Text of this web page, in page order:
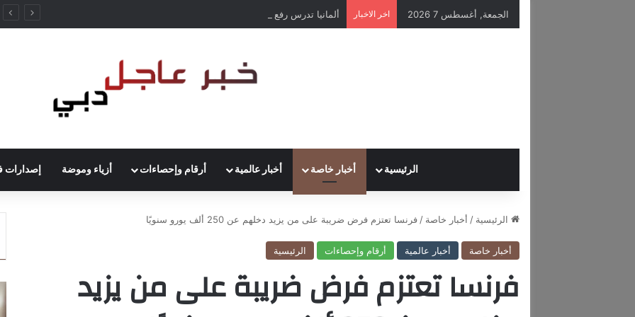
الجمعة, أغسطس 7 2026 اخر الاخبار
الرئيسية أخبار خاصة أخبار عالمية أرقام وإحصاءات أزياء وموضة إصدارات
الرئيسية / أخبار خاصة / فرنسا تعتزم فرض ضريبة على من يزيد دخلهم عن 250 ألف يورو سنويًا
أخبار خاصة أخبار عالمية أرقام وإحصاءات الرئيسية
فرنسا تعتزم فرض ضريبة على من يزيد